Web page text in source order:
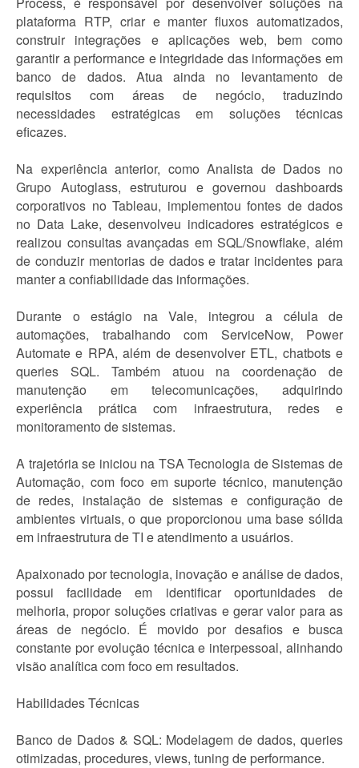
plataforma RTP, criar e manter fluxos automatizados,
construir integrações e aplicações web, bem como
garantir a performance e integridade das informações em
banco de dados. Atua ainda no levantamento de
requisitos com áreas de negócio, traduzindo
necessidades estratégicas em soluções técnicas
eficazes.
Na experiência anterior, como Analista de Dados no
Grupo Autoglass, estruturou e governou dashboards
corporativos no Tableau, implementou fontes de dados
no Data Lake, desenvolveu indicadores estratégicos e
realizou consultas avançadas em SQL/Snowflake, além
de conduzir mentorias de dados e tratar incidentes para
manter a confiabilidade das informações.
Durante o estágio na Vale, integrou a célula de
automações, trabalhando com ServiceNow, Power
Automate e RPA, além de desenvolver ETL, chatbots e
queries SQL. Também atuou na coordenação de
manutenção em telecomunicações, adquirindo
experiência prática com infraestrutura, redes e
monitoramento de sistemas.
A trajetória se iniciou na TSA Tecnologia de Sistemas de
Automação, com foco em suporte técnico, manutenção
de redes, instalação de sistemas e configuração de
ambientes virtuais, o que proporcionou uma base sólida
em infraestrutura de TI e atendimento a usuários.
Apaixonado por tecnologia, inovação e análise de dados,
possui facilidade em identificar oportunidades de
melhoria, propor soluções criativas e gerar valor para as
áreas de negócio. É movido por desafios e busca
constante por evolução técnica e interpessoal, alinhando
visão analítica com foco em resultados.
Habilidades Técnicas
Banco de Dados & SQL: Modelagem de dados, queries
otimizadas, procedures, views, tuning de performance.